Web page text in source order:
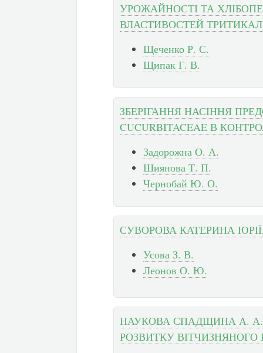
УРОЖАЙНОСТІ ТА
ВЛАСТИВОСТЕЙ
Щеченко Р. С.
Щипак Г. В.
ЗБЕРІГАННЯ НАСІННЯ
CUCURBITACEAE В
Задорожна О. А.
Шиянова Т. П.
Чернобай Ю. О.
СУВОРОВА КАТЕРИНА
Усова З. В.
Леонов О. Ю.
НАУКОВА СПАДЩИНА А.
РОЗВИТКУ